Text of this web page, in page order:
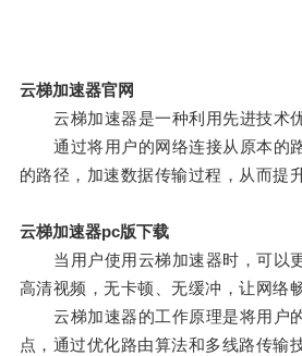
云梯加速器官网
云梯加速器是一种利用先进技术优
通过将用户的网络连接从原本的
的路径，加速数据传输过程，从而提
云梯加速器pc版下载
当用户使用云梯加速器时，可以
高清视频，无卡顿、无缓冲，让网络
云梯加速器的工作原理是将用户
点，通过优化路由算法和多线路传输